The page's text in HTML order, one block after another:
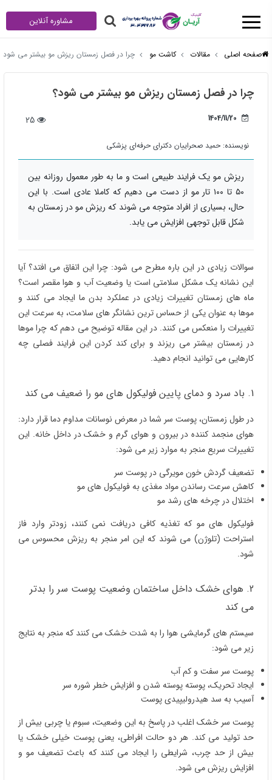
مشاوره آنلاین
صفحه اصلی مقالات کاشت مو چرا در فصل زمستان ریزش مو بیشتر می شود؟
چرا در فصل زمستان ریزش مو بیشتر می شود؟
1404/11/20
نویسنده: حمید صحراییان دکترای حرفه‌ای پزشکی
ریزش مو یک فرایند طبیعی است و ما به طور معمول روزانه بین
۵۰ تا ۱۰۰ تار مو از دست می دهیم که کاملا عادی است. با این
حال، بسیاری از افراد متوجه می شوند که ریزش مو در زمستان به
شکل قابل توجهی افزایش می یابد.
سوالات زیادی در این باره مطرح می شود: چرا این اتفاق می افتد؟ آیا
این نشانه یک مشکل سلامتی است یا وضعیت آب و هوا مقصر است؟
ماه های زمستان تغییرات زیادی در عملکرد بدن ما ایجاد می کنند و
موها به عنوان یکی از حساس ترین نشانگر های سلامت، به سرعت این
تغییرات را منعکس می کنند. در این مقاله توضیح می دهم که چرا موها
در زمستان بیشتر می ریزند و برای کند کردن این فرایند فصلی چه
کارهایی می توانید انجام دهید.
1. باد سرد و دمای پایین فولیکول های مو را ضعیف می کند
در طول زمستان، پوست سر شما در معرض نوسانات مداوم دما قرار دارد:
هوای منجمد کننده در بیرون و هوای گرم و خشک در داخل خانه. این
تغییرات سریع منجر به موارد زیر می شود:
تضعیف گردش خون مویرگی در پوست سر
کاهش سرعت رساندن مواد مغذی به فولیکول های مو
اختلال در چرخه های رشد مو
فولیکول های مو که تغذیه کافی دریافت نمی کنند، زودتر وارد فاز
استراحت (تلوژن) می شوند که این امر منجر به ریزش محسوس می
شود.
2. هوای خشک داخل ساختمان وضعیت پوست سر را بدتر
می کند
سیستم های گرمایشی هوا را به شدت خشک می کنند که منجر به نتایج
زیر می شود:
پوست سر سفت و کم آب
ایجاد تحریک، پوسته پوسته شدن و افزایش خطر شوره سر
آسیب به سد هیدرولیپیدی پوست
پوست سر خشک اغلب در پاسخ به این وضعیت، سبوم یا چربی بیش از
حد تولید می کند. هر دو حالت افراطی، یعنی پوست خیلی خشک یا
بیش از حد چرب، شرایطی را ایجاد می کنند که باعث تضعیف مو و
افزایش ریزش می شود.